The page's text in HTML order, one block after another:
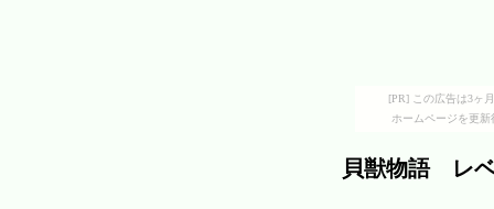
[PR] この広告は3ヶ
ホームページを更
貝獣物語 レ